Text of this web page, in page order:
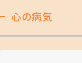
心の病気